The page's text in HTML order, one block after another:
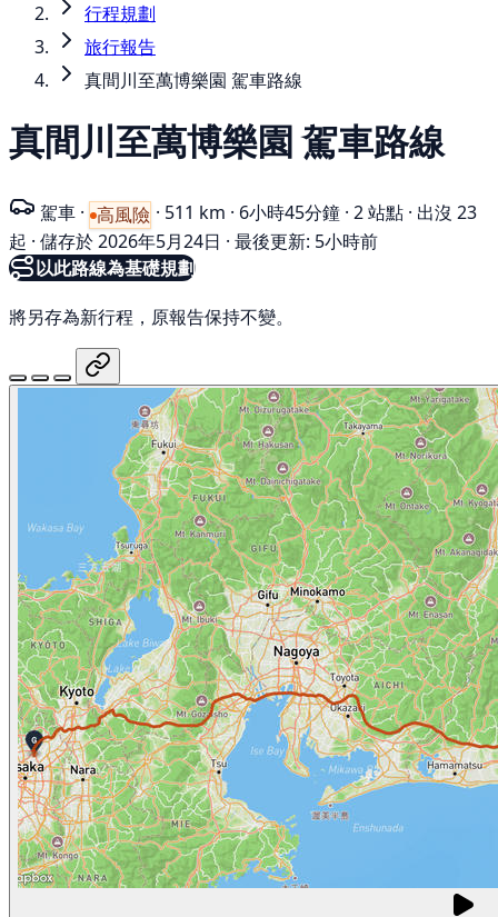
行程規劃
旅行報告
真間川至萬博樂園 駕車路線
真間川至萬博樂園 駕車路線
駕車 · 高風險 · 511 km · 6小時45分鐘 · 2 站點 · 出沒 23
起 · 儲存於 2026年5月24日 · 最後更新: 5小時前
以此路線為基礎規劃
將另存為新行程，原報告保持不變。